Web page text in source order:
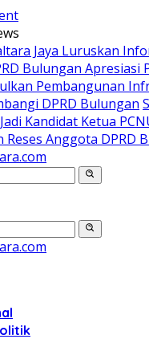
Jaya Luruskan
Bulungan Apresiasi
Pembangunan
DPRD Bulungan
Kandidat Ketua
Reses Anggota DPRD